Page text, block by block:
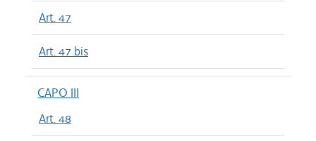
Art. 47
Art. 47 bis
CAPO III
Art. 48